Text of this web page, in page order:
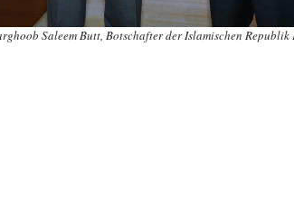
Saleem Butt, Botschafter der Islamischen